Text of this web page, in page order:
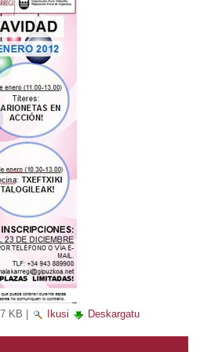
KB Ikusi Deskargatu